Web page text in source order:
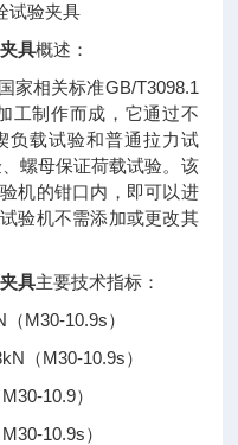
试验夹具
具概述：
家相关标准GB/T3098.1
工制作而成，它通过不
负载试验和普通拉力试
螺母保证荷载试验。该
机的钳口内，即可以进
验机不需添加或更改其
具主要技术指标：
（M30-10.9s）
（M30-10.9s）
M30-10.9）
M30-10.9s）